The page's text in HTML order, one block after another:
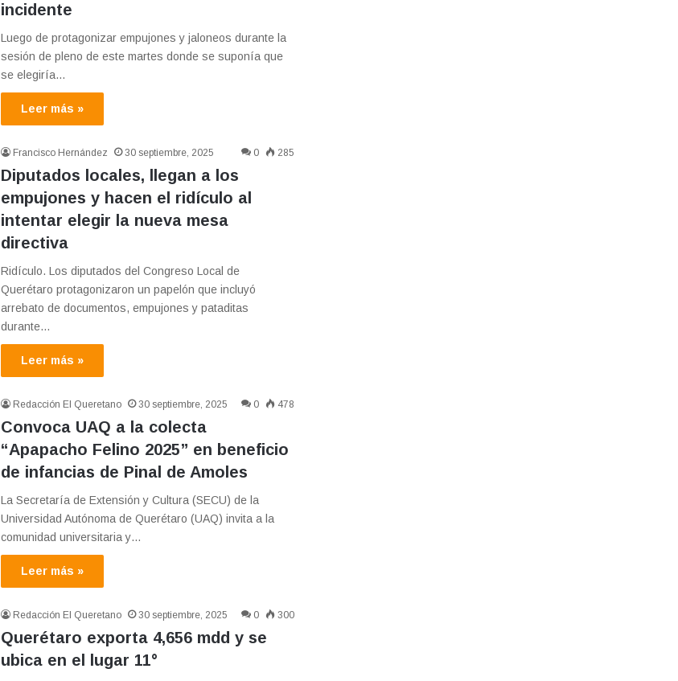
incidente
Luego de protagonizar empujones y jaloneos durante la
sesión de pleno de este martes donde se suponía que
se elegiría…
Leer más »
Francisco Hernández 30 septiembre, 2025 0 285
Diputados locales, llegan a los
empujones y hacen el ridículo al
intentar elegir la nueva mesa
directiva
Ridículo. Los diputados del Congreso Local de
Querétaro protagonizaron un papelón que incluyó
arrebato de documentos, empujones y pataditas
durante…
Leer más »
Redacción El Queretano 30 septiembre, 2025 0 478
Convoca UAQ a la colecta
“Apapacho Felino 2025” en beneficio
de infancias de Pinal de Amoles
La Secretaría de Extensión y Cultura (SECU) de la
Universidad Autónoma de Querétaro (UAQ) invita a la
comunidad universitaria y…
Leer más »
Redacción El Queretano 30 septiembre, 2025 0 300
Querétaro exporta 4,656 mdd y se
ubica en el lugar 11°